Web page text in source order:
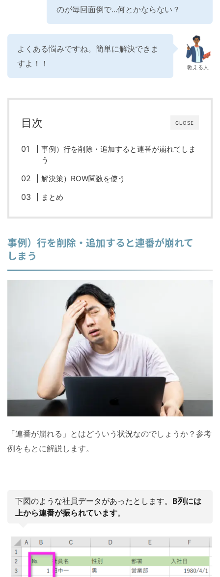
のが毎回面倒で...何とかならない？
よくある悩みですね。簡単に解決できま
すよ！！
教える人
CLOSE
目次
事例）行を削除・追加すると連番が崩れてしま
う
解決策）ROW関数を使う
まとめ
事例）行を削除・追加すると連番が崩れて
しまう
「連番が崩れる」とはどういう状況なのでしょうか？参考
例をもとに解説します。
下図のような社員データがあったとします。 B列には
上から連番が振られています。